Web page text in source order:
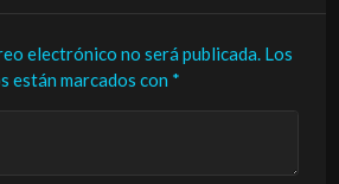
electrónico no será publicada. Los
están marcados con *